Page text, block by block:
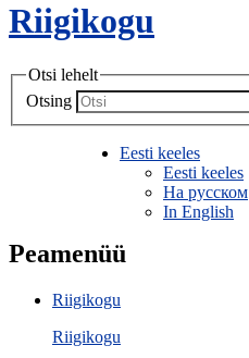
Riigikogu
Otsi lehelt
Otsing
Eesti keeles
Eesti keeles
На русском
In English
Peamenüü
Riigikogu
Riigikogu